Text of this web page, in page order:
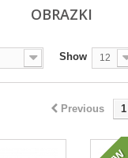
OBRAZKI
Show 12
Previous 1